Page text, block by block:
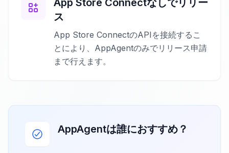
App Store Connectなしでリリー
ス
App Store ConnectのAPIを接続するこ
とにより、AppAgentのみでリリース申請
まで行えます。
AppAgentは誰におすすめ？